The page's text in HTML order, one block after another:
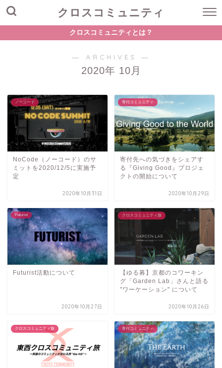
クロスコミュニティ
クロスコミュニティとは？
― ARCHIVES ―
2020年 10月
ノーコード
NoCode（ノーコード）のサ
ミットを2020/12/5に実施予
定
2020年10月31日
寄付コミュニティ
寄付先への気づきをシェアす
る『Giving Good』プロジェ
クトの開始について
2020年10月29日
Futurist
Futurist活動について
2020年10月27日
クロスコミュニティ旅
【ゆる募】京都のコワーキン
グ「Garden Lab」さんと語る
"ワーケーション" について
2020年10月26日
クロスコミュニティ旅 寄付コミュニティ